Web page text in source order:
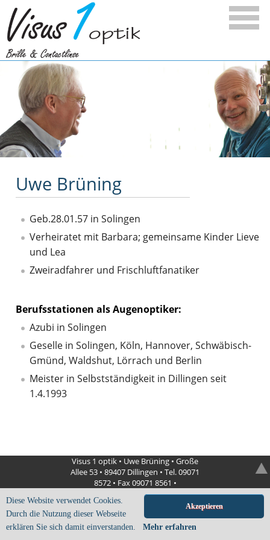
Uwe Brüning
Geb.28.01.57 in Solingen
Verheiratet mit Barbara; gemeinsame Kinder Lieve
und Lea
Zweiradfahrer und Frischluftfanatiker
Berufsstationen als Augenoptiker:
Azubi in Solingen
Geselle in Solingen, Köln, Hannover, Schwäbisch-
Gmünd, Waldshut, Lörrach und Berlin
Meister in Selbstständigkeit in Dillingen seit
1.4.1993
Visus 1 optik • Uwe Brüning • Große
Allee 53 • 89407 Dillingen • Tel. 09071
8572 • Fax 09071 8561 •
visus1.de
Akzeptieren
Diese Website verwendet Cookies.
Durch die Nutzung dieser Webseite
erklären Sie sich damit einverstanden. Mehr erfahren